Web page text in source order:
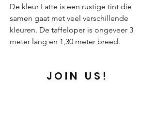
De kleur Latte is een rustige tint die
samen gaat met veel verschillende
kleuren. De taffeloper is ongeveer 3
meter lang en 1,30 meter breed.
JOIN US!